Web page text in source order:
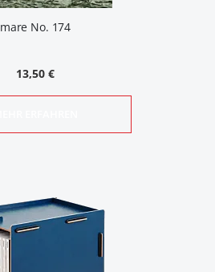
mare No. 174
13,50 €